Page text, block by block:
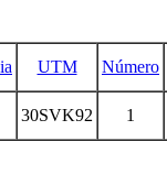
UTM Número
30SVK92 1